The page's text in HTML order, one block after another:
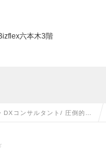
六本木3階
DXコンサルタント/ 圧倒的成